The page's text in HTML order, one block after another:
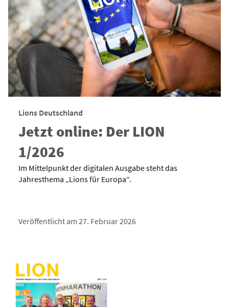
Lions Deutschland
Jetzt online: Der LION
1/2026
Im Mittelpunkt der digitalen Ausgabe steht das
Jahresthema „Lions für Europa“.
Veröffentlicht am 27. Februar 2026